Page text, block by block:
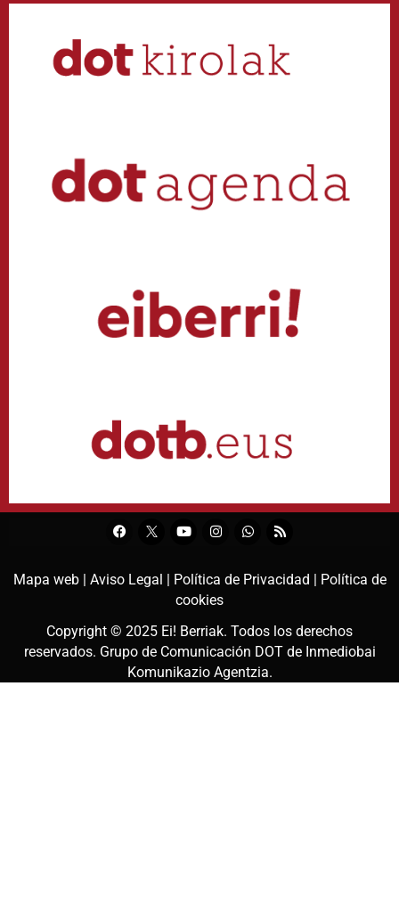
Mapa web | Aviso Legal | Política de Privacidad | Política de
cookies
Copyright © 2025 Ei! Berriak. Todos los derechos
reservados. Grupo de Comunicación DOT de Inmediobai
Komunikazio Agentzia.